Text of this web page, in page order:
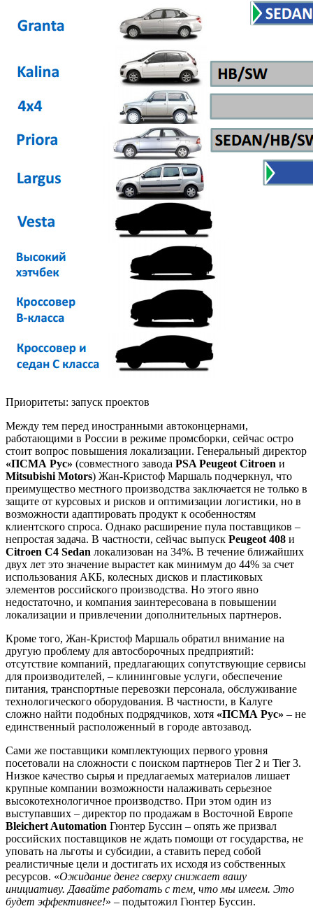
Приоритеты: запуск проектов
Между тем перед иностранными автоконцернами,
работающими в России в режиме промсборки, сейчас остро
стоит вопрос повышения локализации. Генеральный директор
«ПСМА Рус» (совместного завода PSA Peugeot Citroen и
Mitsubishi Motors) Жан-Кристоф Маршаль подчеркнул, что
преимущество местного производства заключается не только в
защите от курсовых и рисков и оптимизации логистики, но в
возможности адаптировать продукт к особенностям
клиентского спроса. Однако расширение пула поставщиков –
непростая задача. В частности, сейчас выпуск Peugeot 408 и
Citroen C4 Sedan локализован на 34%. В течение ближайших
двух лет это значение вырастет как минимум до 44% за счет
использования АКБ, колесных дисков и пластиковых
элементов российского производства. Но этого явно
недостаточно, и компания заинтересована в повышении
локализации и привлечении дополнительных партнеров.
Кроме того, Жан-Кристоф Маршаль обратил внимание на
другую проблему для автосборочных предприятий:
отсутствие компаний, предлагающих сопутствующие сервисы
для производителей, – клининговые услуги, обеспечение
питания, транспортные перевозки персонала, обслуживание
технологического оборудования. В частности, в Калуге
сложно найти подобных подрядчиков, хотя «ПСМА Рус» – не
единственный расположенный в городе автозавод.
Сами же поставщики комплектующих первого уровня
посетовали на сложности с поиском партнеров Tier 2 и Tier 3.
Низкое качество сырья и предлагаемых материалов лишает
крупные компании возможности налаживать серьезное
высокотехнологичное производство. При этом один из
выступавших – директор по продажам в Восточной Европе
Bleichert Automation Гюнтер Буссин – опять же призвал
российских поставщиков не ждать помощи от государства, не
уповать на льготы и субсидии, а ставить перед собой
реалистичные цели и достигать их исходя из собственных
ресурсов. «Ожидание денег сверху снижает вашу
инициативу. Давайте работать с тем, что мы имеем. Это
будет эффективнее!» – подытожил Гюнтер Буссин.